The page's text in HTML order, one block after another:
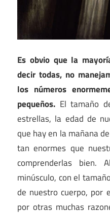
Es obvio que la
decir todas, no
los números
pequeños. El tamaño
estrellas, la edad de
que hay en la mañana
tan enormes que
comprenderlas bien.
minúsculo, con el
de nuestro cuerpo, por
por otras muchas